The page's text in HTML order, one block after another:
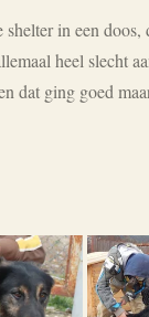
in een
heel slecht
dat ging goed